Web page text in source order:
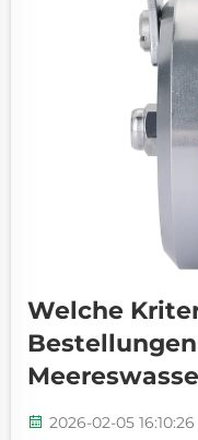
Welche
2026-02-05 16:10:26